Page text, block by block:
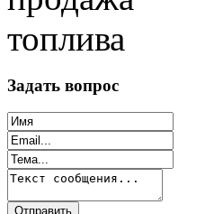
Задать вопрос